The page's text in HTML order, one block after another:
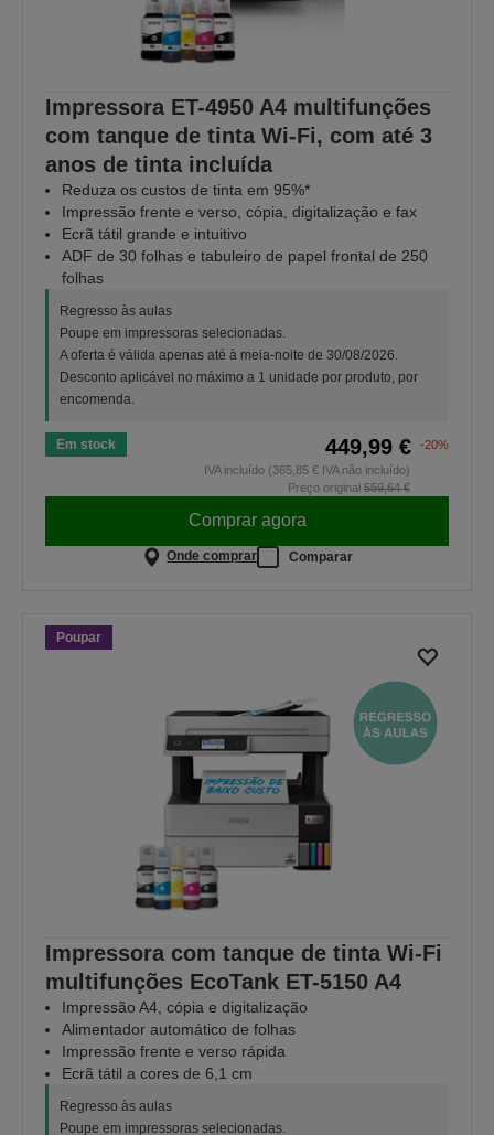
Impressora ET-4950 A4 multifunções
com tanque de tinta Wi-Fi, com até 3
anos de tinta incluída
Reduza os custos de tinta em 95%*
Impressão frente e verso, cópia, digitalização e fax
Ecrã tátil grande e intuitivo
ADF de 30 folhas e tabuleiro de papel frontal de 250
folhas
Regresso às aulas
Poupe em impressoras selecionadas.
A oferta é válida apenas até à meia-noite de 30/08/2026.
Desconto aplicável no máximo a 1 unidade por produto, por
encomenda.
Em stock 449,99 €
-20%
IVA incluído (365,85 € IVA não incluído)
Preço original 559,64 €
Comprar agora
Onde comprar Comparar
Poupar
Impressora com tanque de tinta Wi-Fi
multifunções EcoTank ET-5150 A4
Impressão A4, cópia e digitalização
Alimentador automático de folhas
Impressão frente e verso rápida
Ecrã tátil a cores de 6,1 cm
Regresso às aulas
Poupe em impressoras selecionadas.